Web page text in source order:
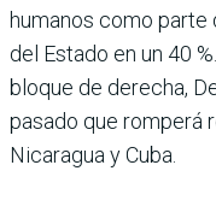
humanos como parte
del Estado en un 40
bloque de derecha,
pasado que romperá
Nicaragua y Cuba.